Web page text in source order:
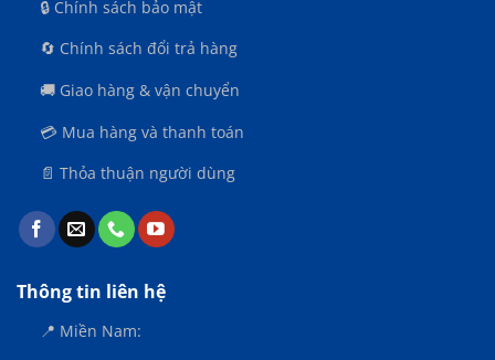
🔒 Chính sách bảo mật
🔄 Chính sách đổi trả hàng
🚚 Giao hàng & vận chuyển
💳 Mua hàng và thanh toán
📄 Thỏa thuận người dùng
Thông tin liên hệ
📍 Miền Nam: